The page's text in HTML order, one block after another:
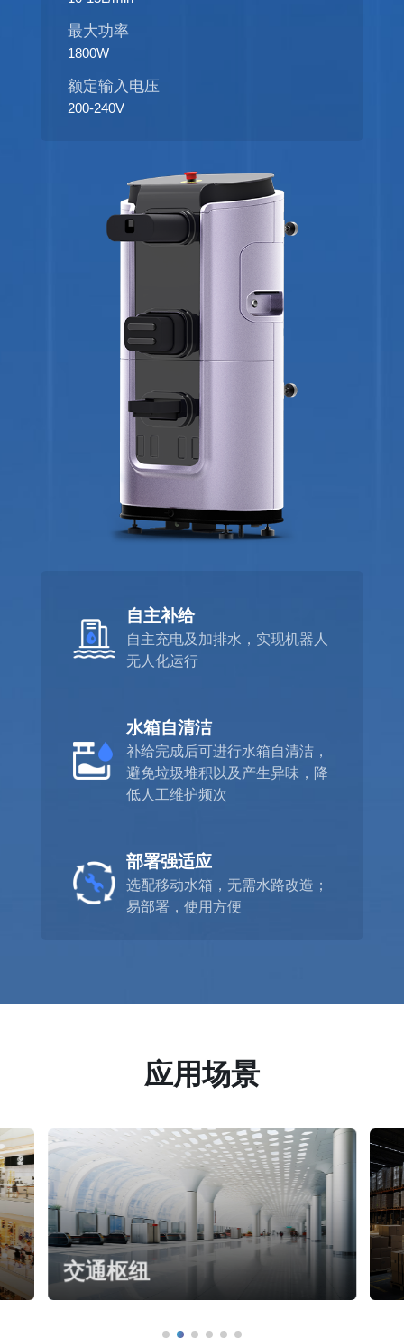
最大功率
1800W
额定输入电压
200-240V
自主补给
自主充电及加排水，实现机器人
无人化运行
水箱自清洁
补给完成后可进行水箱自清洁，
避免垃圾堆积以及产生异味，降
低人工维护频次
部署强适应
选配移动水箱，无需水路改造；
易部署，使用方便
应用场景
交通枢纽